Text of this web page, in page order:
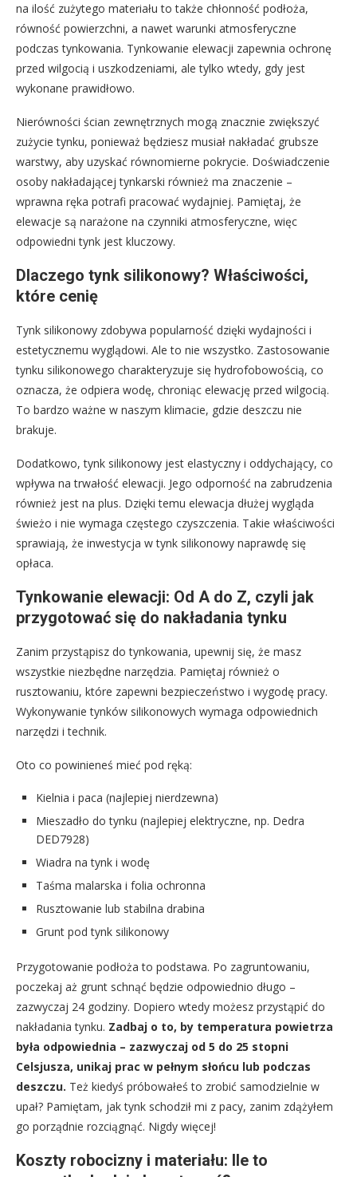
na ilość zużytego materiału to także chłonność podłoża,
równość powierzchni, a nawet warunki atmosferyczne
podczas tynkowania. Tynkowanie elewacji zapewnia ochronę
przed wilgocią i uszkodzeniami, ale tylko wtedy, gdy jest
wykonane prawidłowo.
Nierówności ścian zewnętrznych mogą znacznie zwiększyć
zużycie tynku, ponieważ będziesz musiał nakładać grubsze
warstwy, aby uzyskać równomierne pokrycie. Doświadczenie
osoby nakładającej tynkarski również ma znaczenie –
wprawna ręka potrafi pracować wydajniej. Pamiętaj, że
elewacje są narażone na czynniki atmosferyczne, więc
odpowiedni tynk jest kluczowy.
Dlaczego tynk silikonowy? Właściwości,
które cenię
Tynk silikonowy zdobywa popularność dzięki wydajności i
estetycznemu wyglądowi. Ale to nie wszystko. Zastosowanie
tynku silikonowego charakteryzuje się hydrofobowością, co
oznacza, że odpiera wodę, chroniąc elewację przed wilgocią.
To bardzo ważne w naszym klimacie, gdzie deszczu nie
brakuje.
Dodatkowo, tynk silikonowy jest elastyczny i oddychający, co
wpływa na trwałość elewacji. Jego odporność na zabrudzenia
również jest na plus. Dzięki temu elewacja dłużej wygląda
świeżo i nie wymaga częstego czyszczenia. Takie właściwości
sprawiają, że inwestycja w tynk silikonowy naprawdę się
opłaca.
Tynkowanie elewacji: Od A do Z, czyli jak
przygotować się do nakładania tynku
Zanim przystąpisz do tynkowania, upewnij się, że masz
wszystkie niezbędne narzędzia. Pamiętaj również o
rusztowaniu, które zapewni bezpieczeństwo i wygodę pracy.
Wykonywanie tynków silikonowych wymaga odpowiednich
narzędzi i technik.
Oto co powinieneś mieć pod ręką:
Kielnia i paca (najlepiej nierdzewna)
Mieszadło do tynku (najlepiej elektryczne, np. Dedra
DED7928)
Wiadra na tynk i wodę
Taśma malarska i folia ochronna
Rusztowanie lub stabilna drabina
Grunt pod tynk silikonowy
Przygotowanie podłoża to podstawa. Po zagruntowaniu,
poczekaj aż grunt schnąć będzie odpowiednio długo –
zazwyczaj 24 godziny. Dopiero wtedy możesz przystąpić do
nakładania tynku. Zadbaj o to, by temperatura powietrza
była odpowiednia – zazwyczaj od 5 do 25 stopni
Celsjusza, unikaj prac w pełnym słońcu lub podczas
deszczu. Też kiedyś próbowałeś to zrobić samodzielnie w
upał? Pamiętam, jak tynk schodził mi z pacy, zanim zdążyłem
go porządnie rozciągnąć. Nigdy więcej!
Koszty robocizny i materiału: Ile to